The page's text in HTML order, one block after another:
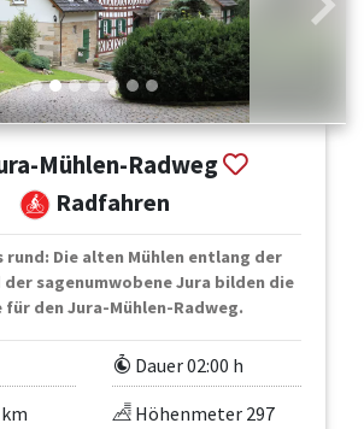
Mühlen-Radweg
Radfahren
rund: Die alten Mühlen entlang der
der sagenumwobene Jura bilden die
für den Jura-Mühlen-Radweg.
Dauer 02:00 h
Höhenmeter 297